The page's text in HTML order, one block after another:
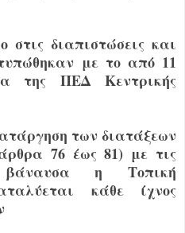
στις διαπιστώσεις και
με το από 11
της ΠΕΔ Κεντρικής
των διατάξεων
76 έως 81) με τις
βάναυσα η Τοπική
κάθε ίχνος